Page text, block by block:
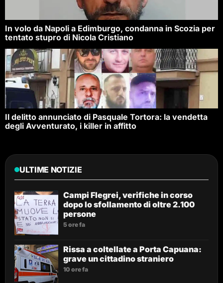
In volo da Napoli a Edimburgo, condanna in Scozia per
tentato stupro di Nicola Cristiano
Il delitto annunciato di Pasquale Tortora: la vendetta
degli Avventurato, i killer in affitto
ULTIME NOTIZIE
Campi Flegrei, verifiche in corso
dopo lo sfollamento di oltre 2.100
persone
5 ore fa
Rissa a coltellate a Porta Capuana:
grave un cittadino straniero
10 ore fa